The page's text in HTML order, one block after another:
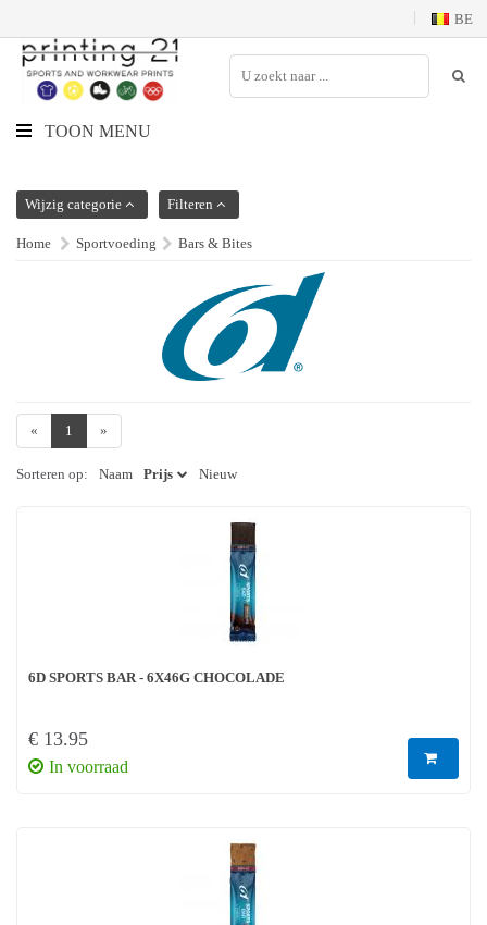
BE
TOON MENU
Wijzig categorie Filteren
Home Sportvoeding Bars & Bites
« 1 »
Sorteren op: Naam Prijs Nieuw
6D SPORTS BAR - 6X46G CHOCOLADE
€ 13.95
In voorraad